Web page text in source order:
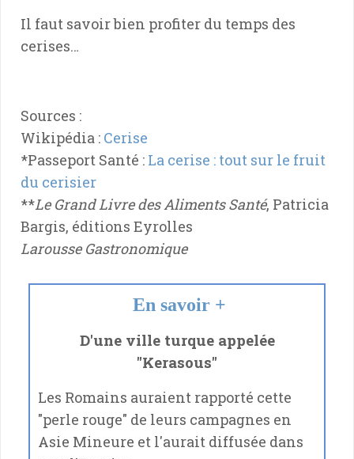
Il faut savoir bien profiter du temps des
cerises…
Sources :
Wikipédia : Cerise
*Passeport Santé : La cerise : tout sur le fruit
du cerisier
**Le Grand Livre des Aliments Santé, Patricia
Bargis, éditions Eyrolles
Larousse Gastronomique
En savoir +
D'une ville turque appelée
"Kerasous"
Les Romains auraient rapporté cette
"perle rouge" de leurs campagnes en
Asie Mineure et l'aurait diffusée dans